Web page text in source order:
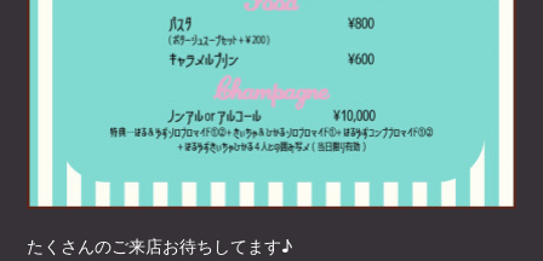
たくさんのご来店お待ちしてます♪